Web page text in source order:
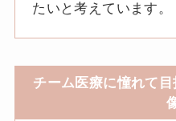
たいと考えています。
チーム医療に憧れて